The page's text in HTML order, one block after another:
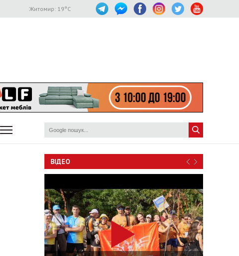
Житомир: 19°C
ВІДЕО